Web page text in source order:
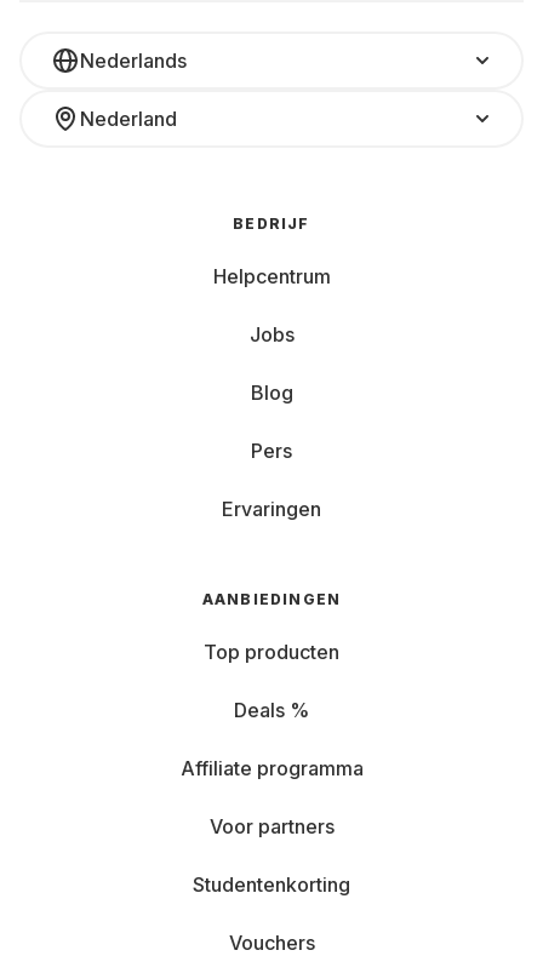
Nederlands
Nederland
BEDRIJF
Helpcentrum
Jobs
Blog
Pers
Ervaringen
AANBIEDINGEN
Top producten
Deals %
Affiliate programma
Voor partners
Studentenkorting
Vouchers